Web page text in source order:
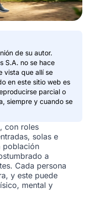
de su autor.
S.A. no se hace
vista que allí se
en este sitio web es
parcial o
siempre y cuando se
con roles
solas e
población
a
Cada persona
y este puede
mental y